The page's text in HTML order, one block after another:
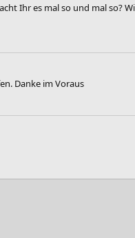
Ihr es mal so und mal so?
Danke im Voraus